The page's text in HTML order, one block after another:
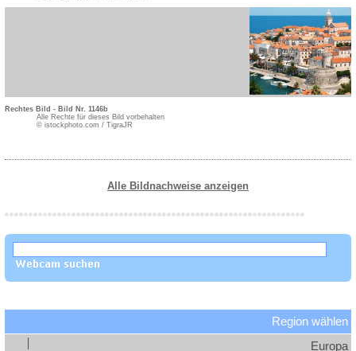
Rechtes Bild - Bild Nr. 1146b
Alle Rechte für dieses Bild vorbehalten
© istockphoto.com / TigraJR
Alle Bildnachweise anzeigen
Region wählen
Europa